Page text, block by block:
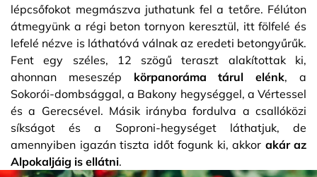
lépcsőfokot megmászva juthatunk fel a tetőre. Félúton
átmegyünk a régi beton tornyon keresztül, itt fölfelé és
lefelé nézve is láthatóvá válnak az eredeti betongyűrűk.
Fent egy széles, 12 szögű teraszt alakítottak ki,
ahonnan meseszép körpanoráma tárul elénk, a
Sokorói-dombsággal, a Bakony hegységgel, a Vértessel
és a Gerecsével. Másik irányba fordulva a csallóközi
síkságot és a Soproni-hegységet láthatjuk, de
amennyiben igazán tiszta időt fogunk ki, akkor akár az
Alpokaljáig is ellátni.